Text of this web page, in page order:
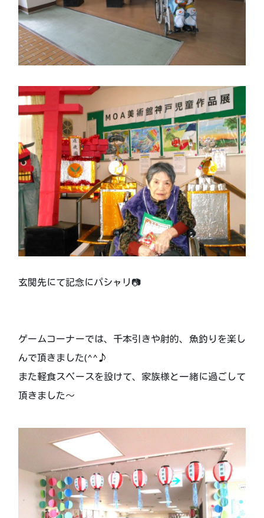
玄関先にて記念にパシャリ📷
ゲームコーナーでは、千本引きや射的、魚釣りを楽し
んで頂きました(^^♪
また軽食スペースを設けて、家族様と一緒に過ごして
頂きました～